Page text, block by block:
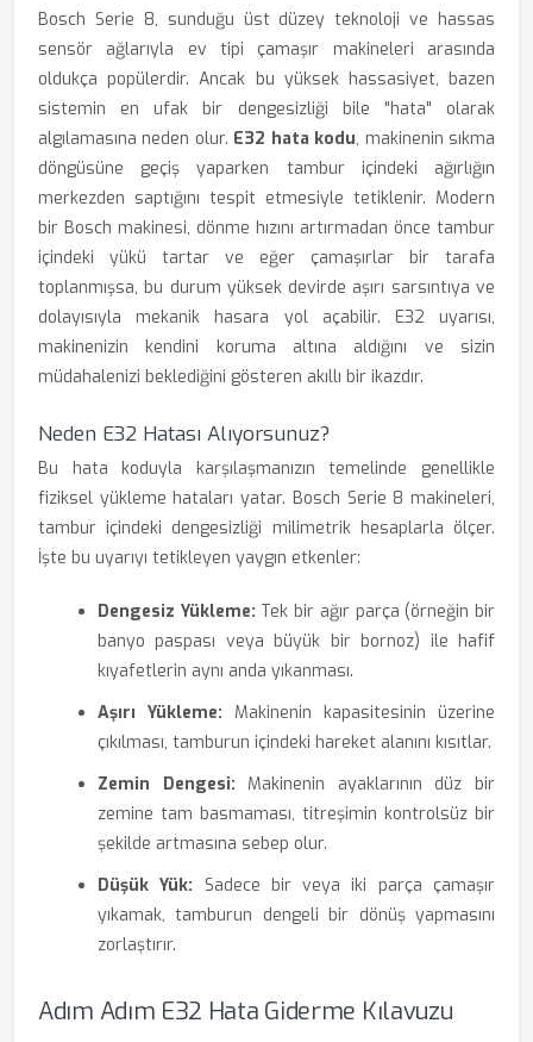
Bosch Serie 8, sunduğu üst düzey teknoloji ve hassas
sensör ağlarıyla ev tipi çamaşır makineleri arasında
oldukça popülerdir. Ancak bu yüksek hassasiyet, bazen
sistemin en ufak bir dengesizliği bile "hata" olarak
algılamasına neden olur. E32 hata kodu, makinenin sıkma
döngüsüne geçiş yaparken tambur içindeki ağırlığın
merkezden saptığını tespit etmesiyle tetiklenir. Modern
bir Bosch makinesi, dönme hızını artırmadan önce tambur
içindeki yükü tartar ve eğer çamaşırlar bir tarafa
toplanmışsa, bu durum yüksek devirde aşırı sarsıntıya ve
dolayısıyla mekanik hasara yol açabilir. E32 uyarısı,
makinenizin kendini koruma altına aldığını ve sizin
müdahalenizi beklediğini gösteren akıllı bir ikazdır.
Neden E32 Hatası Alıyorsunuz?
Bu hata koduyla karşılaşmanızın temelinde genellikle
fiziksel yükleme hataları yatar. Bosch Serie 8 makineleri,
tambur içindeki dengesizliği milimetrik hesaplarla ölçer.
İşte bu uyarıyı tetikleyen yaygın etkenler:
Dengesiz Yükleme: Tek bir ağır parça (örneğin bir
banyo paspası veya büyük bir bornoz) ile hafif
kıyafetlerin aynı anda yıkanması.
Aşırı Yükleme: Makinenin kapasitesinin üzerine
çıkılması, tamburun içindeki hareket alanını kısıtlar.
Zemin Dengesi: Makinenin ayaklarının düz bir
zemine tam basmaması, titreşimin kontrolsüz bir
şekilde artmasına sebep olur.
Düşük Yük: Sadece bir veya iki parça çamaşır
yıkamak, tamburun dengeli bir dönüş yapmasını
zorlaştırır.
Adım Adım E32 Hata Giderme Kılavuzu